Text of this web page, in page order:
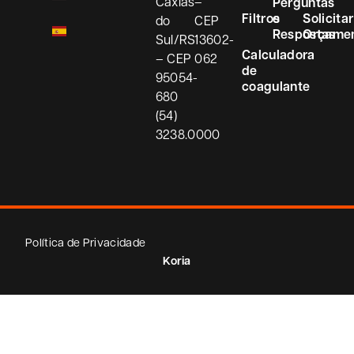
do
Sul/RS
– CEP
95054-
680
(54)
3238.0000
CEP
13602-
062
Filtros
Calculadora
de
coagulante
e
Respostas
Solicitar
Política de Privacidade
Koria